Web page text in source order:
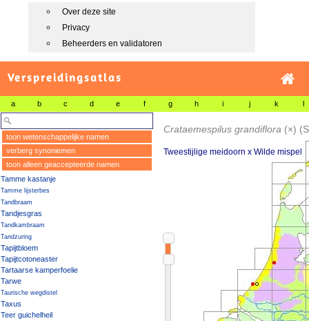
Over deze site
Privacy
Beheerders en validatoren
Verspreidingsatlas
a b c d e f g h i j k l
toon wetenschappelijke namen
verberg synoniemen
toon alleen geaccepteerde namen
Tamme kastanje
Tamme lijsterbes
Tandbraam
Tandjesgras
Tandkambraam
Tandzuring
Tapijtbloem
Tapijtcotoneaster
Tartaarse kamperfoelie
Tarwe
Taurische wegdistel
Taxus
Teer guichelheil
Crataemespilus grandiflora (×)
Tweestijlige meidoorn x Wilde mispel